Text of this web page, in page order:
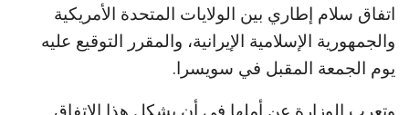
اتفاق سلام إطاري بين الولايات المتحدة الأمريكية
والجمهورية الإسلامية الإيرانية، والمقرر التوقيع عليه
يوم الجمعة المقبل في سويسرا.
وتعرب الوزارة عن أملها في أن يشكل هذا الاتفاق